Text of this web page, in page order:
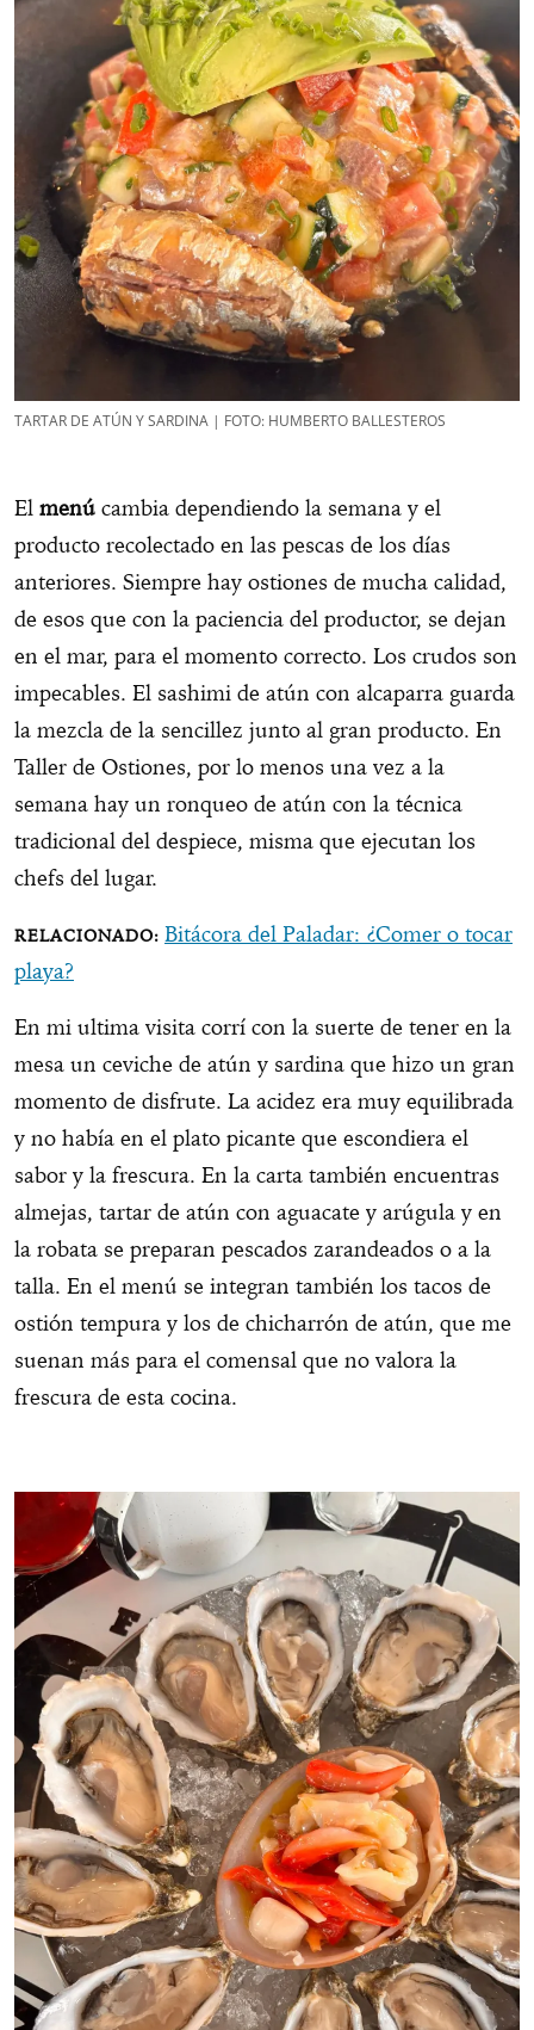
TARTAR DE ATÚN Y SARDINA | FOTO: HUMBERTO BALLESTEROS
El menú cambia dependiendo la semana y el
producto recolectado en las pescas de los días
anteriores. Siempre hay ostiones de mucha calidad,
de esos que con la paciencia del productor, se dejan
en el mar, para el momento correcto. Los crudos son
impecables. El sashimi de atún con alcaparra guarda
la mezcla de la sencillez junto al gran producto. En
Taller de Ostiones, por lo menos una vez a la
semana hay un ronqueo de atún con la técnica
tradicional del despiece, misma que ejecutan los
chefs del lugar.
Bitácora del Paladar: ¿Comer o tocar
playa?
En mi ultima visita corrí con la suerte de tener en la
mesa un ceviche de atún y sardina que hizo un gran
momento de disfrute. La acidez era muy equilibrada
y no había en el plato picante que escondiera el
sabor y la frescura. En la carta también encuentras
almejas, tartar de atún con aguacate y arúgula y en
la robata se preparan pescados zarandeados o a la
talla. En el menú se integran también los tacos de
ostión tempura y los de chicharrón de atún, que me
suenan más para el comensal que no valora la
frescura de esta cocina.